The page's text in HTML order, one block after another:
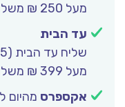
מעל 250 ₪ משלוח חינם.
עד הבית
מעל 399 ₪ משלוח חינם.
אקספרסמהיום להיום (0-1 ימי עסקים) –